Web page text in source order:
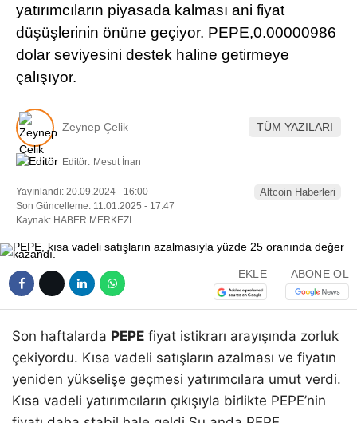
Telegram
yatırımcıların piyasada kalması ani fiyat
düşüşlerinin önüne geçiyor. PEPE,0.00000986
dolar seviyesini destek haline getirmeye
çalışıyor.
Zeynep Çelik TÜM YAZILARI
Editör: Mesut İnan
Yayınlandı: 20.09.2024 - 16:00
Son Güncelleme: 11.01.2025 - 17:47
Kaynak: HABER MERKEZI
Altcoin Haberleri
EKLE ABONE OL
Son haftalarda PEPE fiyat istikrarı arayışında zorluk
çekiyordu. Kısa vadeli satışların azalması ve fiyatın
yeniden yükselişe geçmesi yatırımcılara umut verdi.
Kısa vadeli yatırımcıların çıkışıyla birlikte PEPE’nin